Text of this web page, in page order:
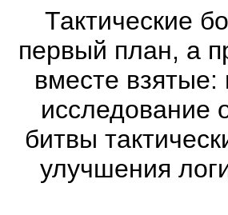
Тактические
первый план, а
вместе взятые:
битвы
улучшения